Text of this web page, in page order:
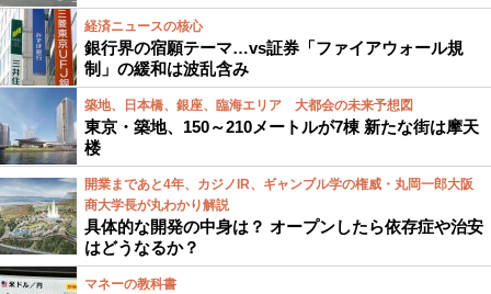
経済ニュースの核心
銀行界の宿願テーマ…vs証券「ファイアウォール規
制」の緩和は波乱含み
築地、日本橋、銀座、臨海エリア 大都会の未来予想図
東京・築地、150～210メートルが7棟 新たな街は摩天
楼
開業まであと4年、カジノIR、ギャンブル学の権威・丸岡一郎大阪
商大学長が丸わかり解説
具体的な開発の中身は？ オープンしたら依存症や治安
はどうなるか？
マネーの教科書